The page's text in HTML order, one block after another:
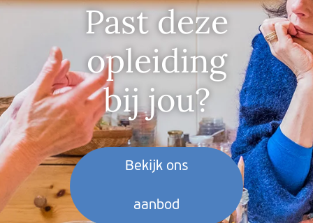
Past deze
opleiding
bij jou?
Bekijk ons
aanbod